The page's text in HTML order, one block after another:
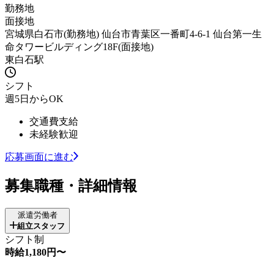
勤務地
面接地
宮城県白石市(勤務地) 仙台市青葉区一番町4-6-1 仙台第一生
命タワービルディング18F(面接地)
東白石駅
シフト
週5日からOK
交通費支給
未経験歓迎
応募画面に進む
募集職種・詳細情報
派遣労働者
組立スタッフ
シフト制
時給1,180円〜